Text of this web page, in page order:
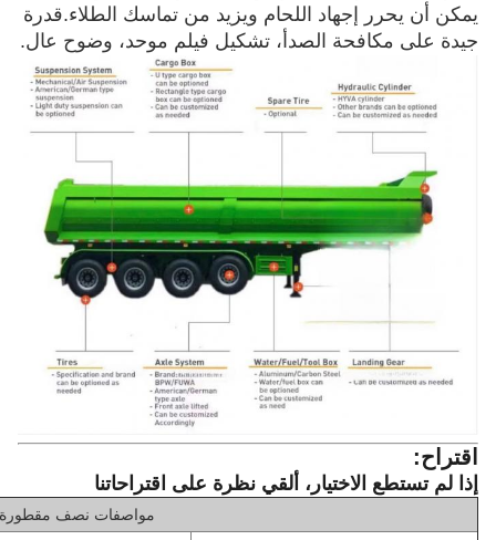
يمكن أن يحرر إجهاد اللحام ويزيد من تماسك الطلاء.قدرة
جيدة على مكافحة الصدأ، تشكيل فيلم موحد، وضوح عال.
اقتراح:
إذا لم تستطع الاختيار، ألقي نظرة على اقتراحاتنا
مواصفات نصف